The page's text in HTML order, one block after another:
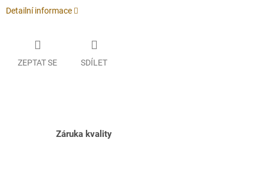
Detailní informace
ZEPTAT SE SDÍLET
Záruka kvality